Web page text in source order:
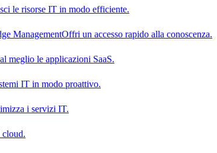
le risorse IT in modo efficiente.
ManagementOffri un accesso rapido alla conoscenza.
meglio le applicazioni SaaS.
IT in modo proattivo.
i servizi IT.
cloud.